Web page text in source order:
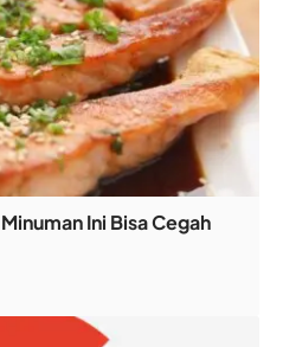
Ini Bisa Cegah